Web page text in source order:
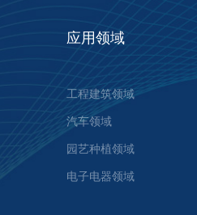
应用领域
工程建筑领域
汽车领域
园艺种植领域
电子电器领域